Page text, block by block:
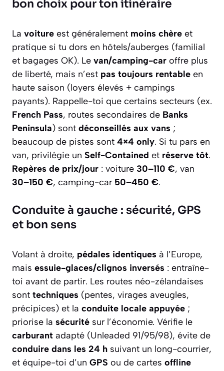
bon choix pour ton itinéraire
La voiture est généralement moins chère et
pratique si tu dors en hôtels/auberges (familial
et bagages OK). Le van/camping-car offre plus
de liberté, mais n’est pas toujours rentable en
haute saison (loyers élevés + campings
payants). Rappelle-toi que certains secteurs (ex.
French Pass, routes secondaires de Banks
Peninsula) sont déconseillés aux vans ;
beaucoup de pistes sont 4×4 only. Si tu pars en
van, privilégie un Self-Contained et réserve tôt.
Repères de prix/jour : voiture 30–110 €, van
30–150 €, camping-car 50–450 €.
Conduite à gauche : sécurité, GPS
et bon sens
Volant à droite, pédales identiques à l’Europe,
mais essuie-glaces/clignos inversés : entraîne-
toi avant de partir. Les routes néo-zélandaises
sont techniques (pentes, virages aveugles,
précipices) et la conduite locale appuyée ;
priorise la sécurité sur l’économie. Vérifie le
carburant adapté (Unleaded 91/95/98), évite de
conduire dans les 24 h suivant un long-courrier,
et équipe-toi d’un GPS ou de cartes offline